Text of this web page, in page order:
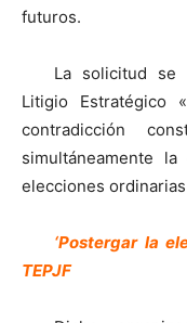
futuros.
La solicitud se
Litigio Estratégico
contradicción
simultáneamente
elecciones
‘Postergar la
TEPJF